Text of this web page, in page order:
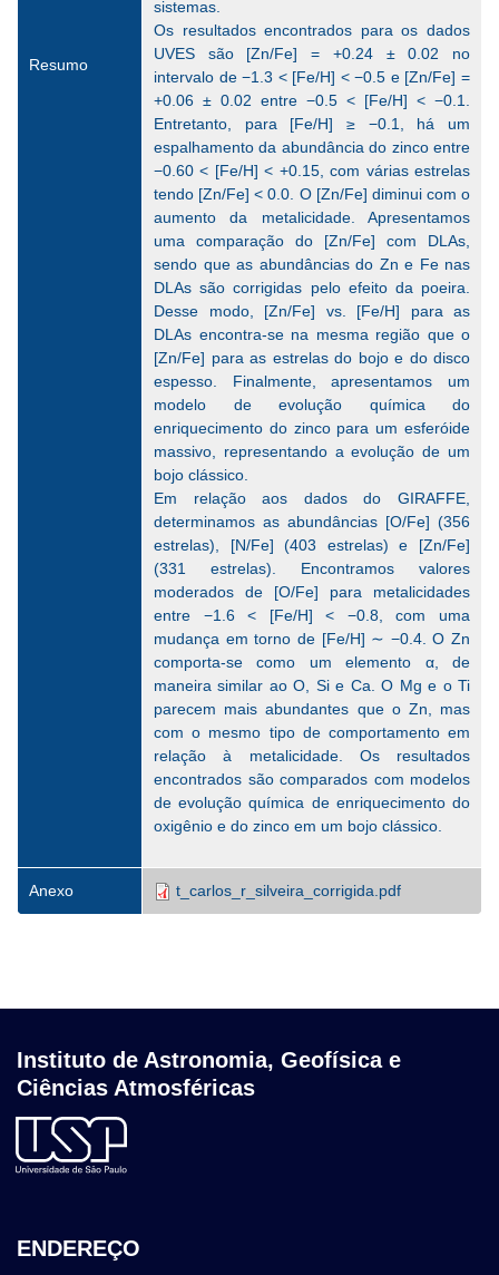
Resumo
sistemas.
Os resultados encontrados para os dados
UVES são [Zn/Fe] = +0.24 ± 0.02 no
intervalo de −1.3 < [Fe/H] < −0.5 e [Zn/Fe] =
+0.06 ± 0.02 entre −0.5 < [Fe/H] < −0.1.
Entretanto, para [Fe/H] ≥ −0.1, há um
espalhamento da abundância do zinco entre
−0.60 < [Fe/H] < +0.15, com várias estrelas
tendo [Zn/Fe] < 0.0. O [Zn/Fe] diminui com o
aumento da metalicidade. Apresentamos
uma comparação do [Zn/Fe] com DLAs,
sendo que as abundâncias do Zn e Fe nas
DLAs são corrigidas pelo efeito da poeira.
Desse modo, [Zn/Fe] vs. [Fe/H] para as
DLAs encontra-se na mesma região que o
[Zn/Fe] para as estrelas do bojo e do disco
espesso. Finalmente, apresentamos um
modelo de evolução química do
enriquecimento do zinco para um esferóide
massivo, representando a evolução de um
bojo clássico.
Em relação aos dados do GIRAFFE,
determinamos as abundâncias [O/Fe] (356
estrelas), [N/Fe] (403 estrelas) e [Zn/Fe]
(331 estrelas). Encontramos valores
moderados de [O/Fe] para metalicidades
entre −1.6 < [Fe/H] < −0.8, com uma
mudança em torno de [Fe/H] ∼ −0.4. O Zn
comporta-se como um elemento α, de
maneira similar ao O, Si e Ca. O Mg e o Ti
parecem mais abundantes que o Zn, mas
com o mesmo tipo de comportamento em
relação à metalicidade. Os resultados
encontrados são comparados com modelos
de evolução química de enriquecimento do
oxigênio e do zinco em um bojo clássico.
Anexo t_carlos_r_silveira_corrigida.pdf
Instituto de Astronomia, Geofísica e
Ciências Atmosféricas
ENDEREÇO